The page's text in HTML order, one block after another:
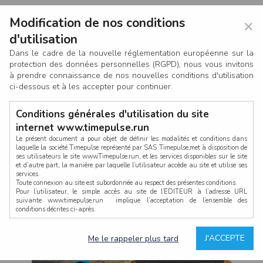
CONNEXION
×
Modification de nos conditions
d'utilisation
Dans le cadre de la nouvelle réglementation européenne sur la
protection des données personnelles (RGPD), nous vous invitons
à prendre connaissance de nos nouvelles conditions d'utilisation
ci-dessous et à les accepter pour continuer.
Conditions générales d'utilisation du site
internet www.timepulse.run
Le présent document a pour objet de définir les modalités et conditions dans
laquelle la société Timepulse représenté par SAS Timepulse,met à disposition de
ses utilisateurs le site www.Timepulse.run, et les services disponibles sur le site
et d’autre part, la manière par laquelle l’utilisateur accède au site et utilise ses
services.
Toute connexion au site est subordonnée au respect des présentes conditions.
Pour l’utilisateur, le simple accès au site de l’EDITEUR à l’adresse URL
suivante www.timepulse.run implique l’acceptation de l’ensemble des
conditions décrites ci-après.
La structure générale du site www.timepulse.run, par quelque procédé que ce
soit, sans l'autorisation préalable et par écrit de Fourcherot Mickael et/ou de ses
J'ACCEPTE
Me le rappeler plus tard